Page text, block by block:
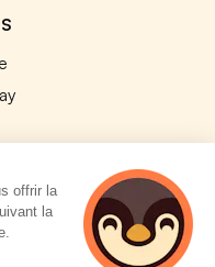
réservés.
offrir la
la
4 personnes